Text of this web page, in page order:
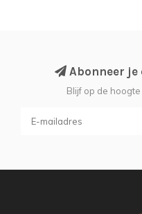
Abonneer je
Blijf op de